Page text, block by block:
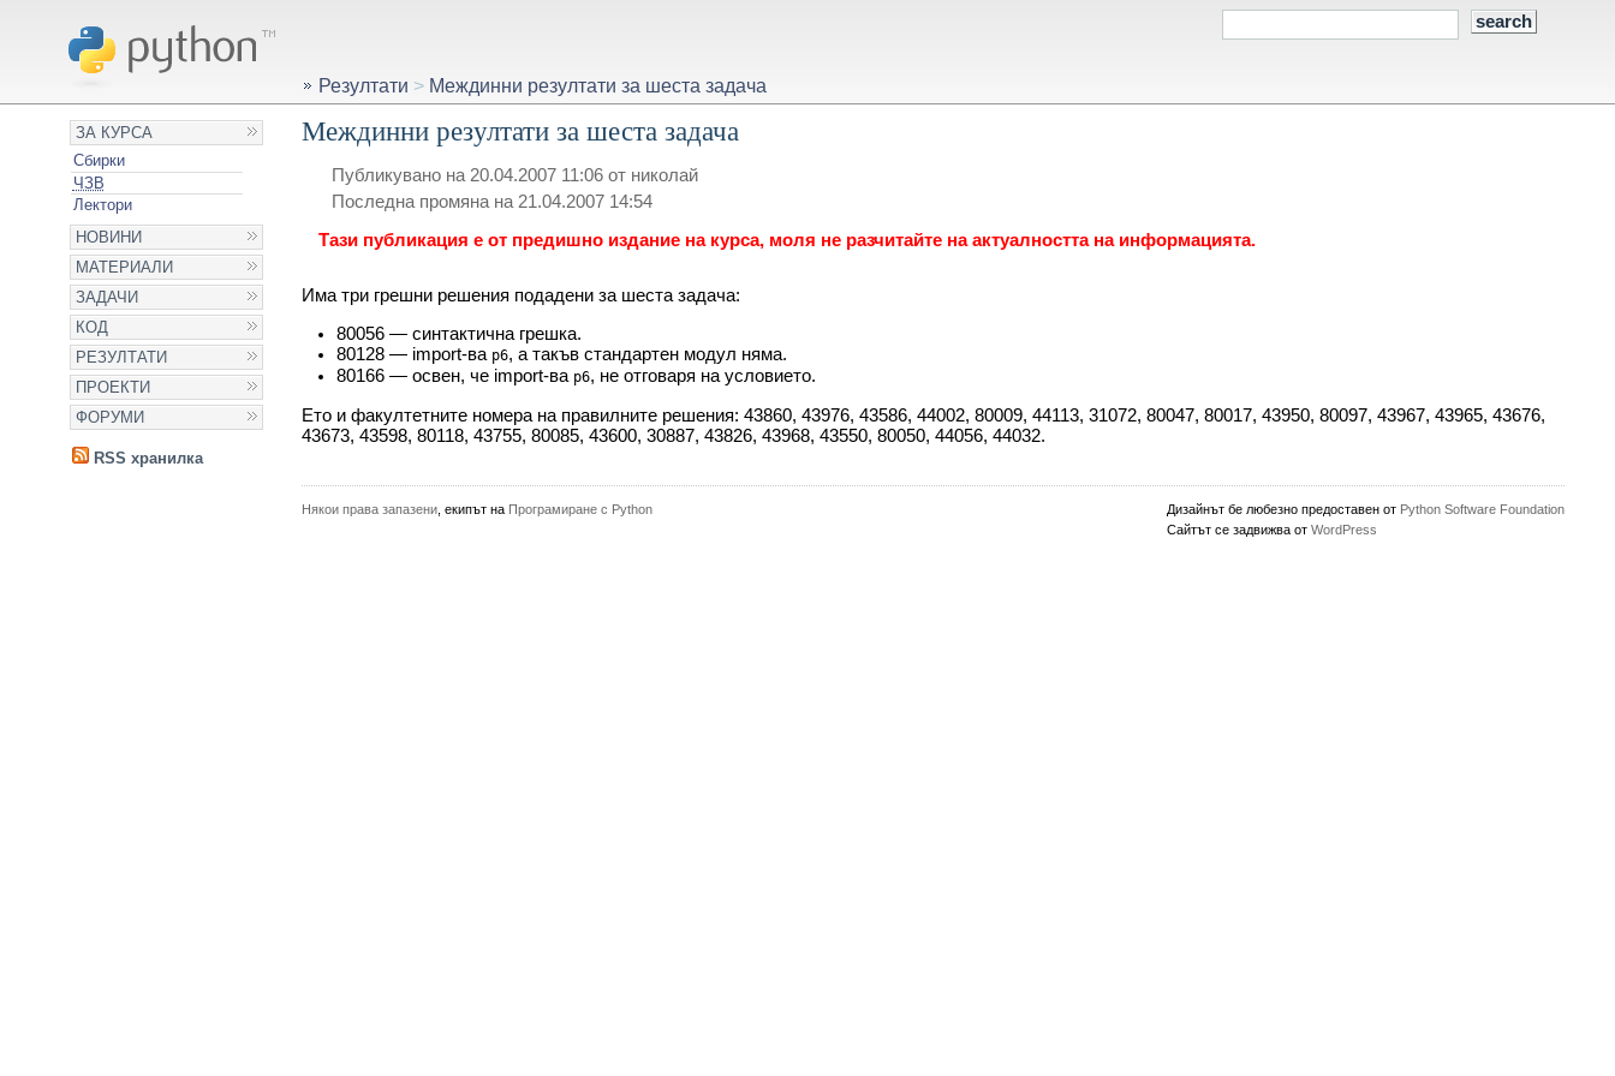
ЗА КУРСА
Сбирки
ЧЗВ
Лектори
НОВИНИ
МАТЕРИАЛИ
ЗАДАЧИ
КОД
РЕЗУЛТАТИ
ПРОЕКТИ
ФОРУМИ
RSS хранилка
Резултати > Междинни резултати за шеста задача
Междинни резултати за шеста задача
Публикувано на 20.04.2007 11:06 от николай
Последна промяна на 21.04.2007 14:54
Тази публикация е от предишно издание на курса, моля не разчитайте на актуалността на информацията.
Има три грешни решения подадени за шеста задача:
80056 — синтактична грешка.
80128 — import-ва p6, а такъв стандартен модул няма.
80166 — освен, че import-ва p6, не отговаря на условието.
Ето и факултетните номера на правилните решения: 43860, 43976, 43586, 44002, 80009, 44113, 31072, 80047, 80017, 43950, 80097, 43967, 43965, 43676,
43673, 43598, 80118, 43755, 80085, 43600, 30887, 43826, 43968, 43550, 80050, 44056, 44032.
Дизайнът бе любезно предоставен от Python Software Foundation
Сайтът се задвижва отWordPress
Някои права запазени, екипът на Програмиране с Python